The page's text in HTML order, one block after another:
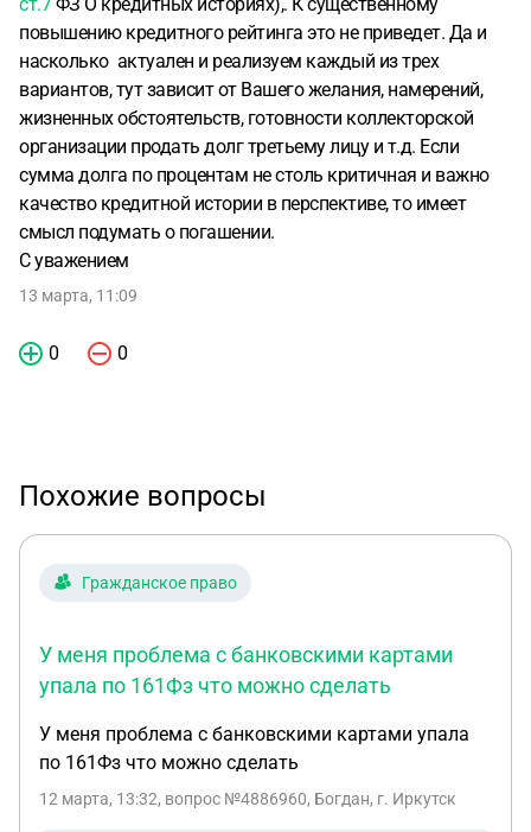
повышению кредитного рейтинга это не приведет. Да и
насколько актуален и реализуем каждый из трех
вариантов, тут зависит от Вашего желания, намерений,
жизненных обстоятельств, готовности коллекторской
организации продать долг третьему лицу и т.д. Если
сумма долга по процентам не столь критичная и важно
качество кредитной истории в перспективе, то имеет
смысл подумать о погашении.
С уважением
13 марта, 11:09
0 0
Похожие вопросы
Гражданское право
У меня проблема с банковскими картами
упала по 161Фз что можно сделать
У меня проблема с банковскими картами упала
по 161Фз что можно сделать
12 марта, 13:32, вопрос №4886960, Богдан, г. Иркутск